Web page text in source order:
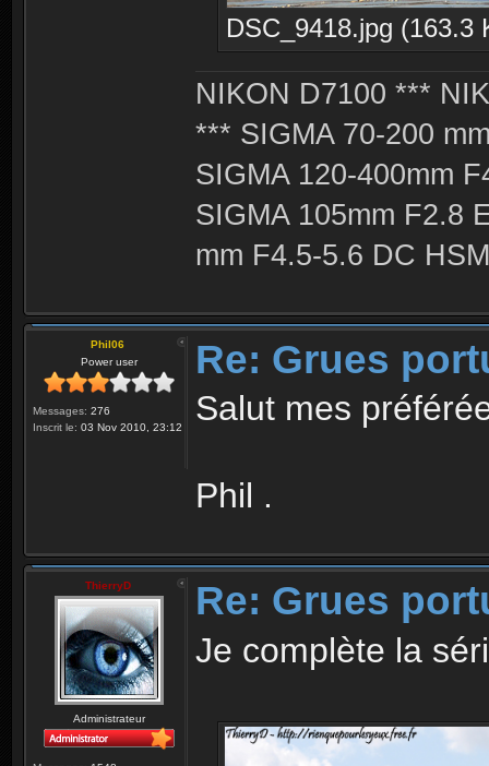
DSC_9418.jpg (163.3
NIKON D7100 ***
*** SIGMA 70-200
SIGMA 120-400mm
SIGMA 105mm F2.8
mm F4.5-5.6 DC
Phil06
Power user
Messages: 276
Inscrit le: 03 Nov 2010, 23:12
Re: Grues
Salut mes
Phil .
ThierryD
Administrateur
Re: Grues
Je complète la